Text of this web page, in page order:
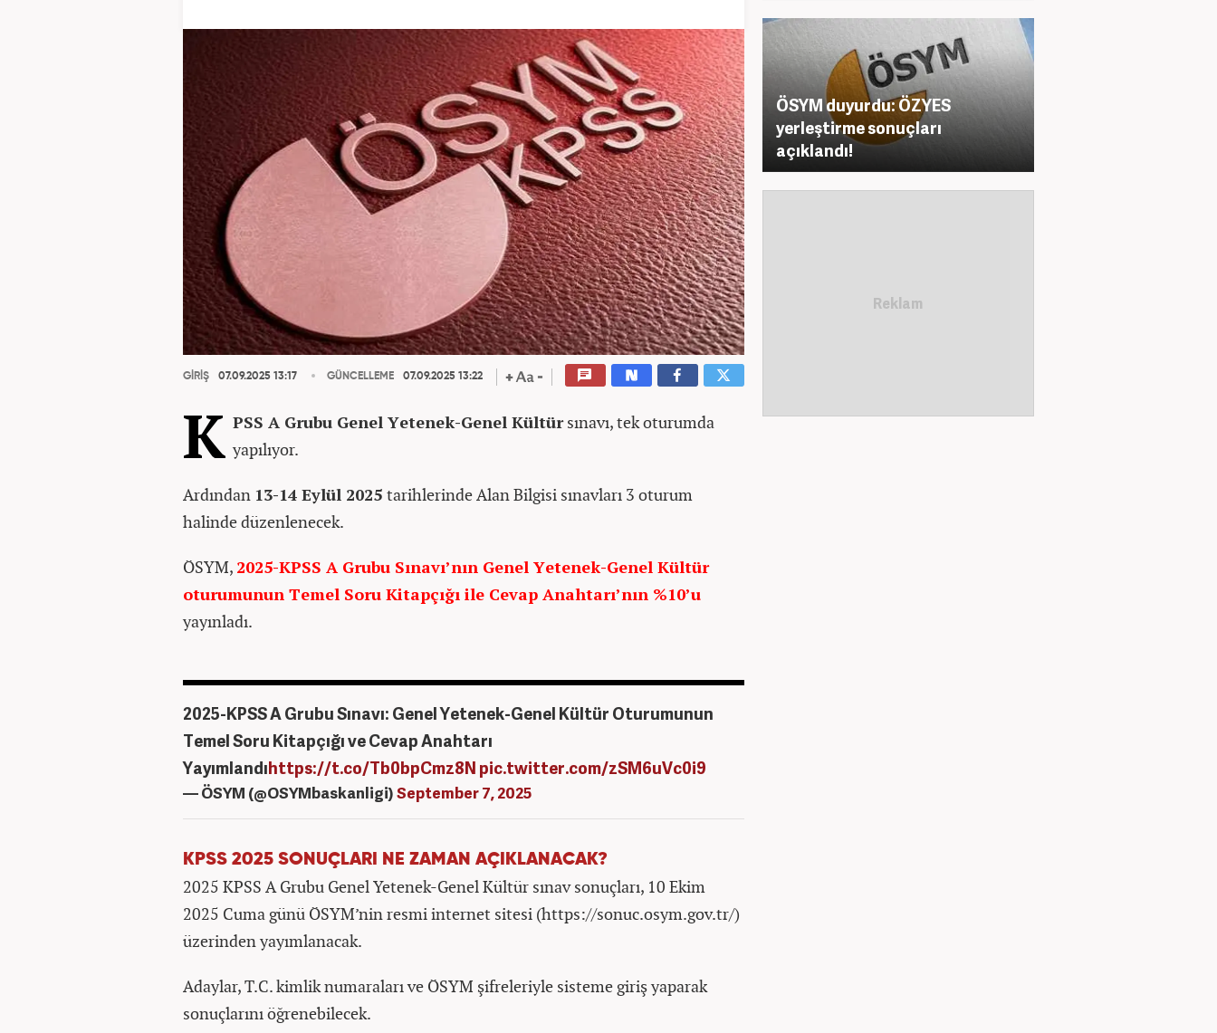
GİRİŞ 07.09.2025 13:17 GÜNCELLEME 07.09.2025 13:22
K PSS A Grubu Genel Yetenek-Genel Kültürsınavı, tek oturumda
yapılıyor.
Ardından 13-14 Eylül 2025 tarihlerinde Alan Bilgisi sınavları 3 oturum
halinde düzenlenecek.
ÖSYM, 2025-KPSS A Grubu Sınavı’nın Genel Yetenek-Genel Kültür
oturumunun Temel Soru Kitapçığı ile Cevap Anahtarı’nın %10’u
yayınladı.
2025-KPSS A Grubu Sınavı: Genel Yetenek-Genel Kültür Oturumunun
Temel Soru Kitapçığı ve Cevap Anahtarı
Yayımlandıhttps://t.co/Tb0bpCmz8N pic.twitter.com/zSM6uVc0i9
— ÖSYM (@OSYMbaskanligi)September 7, 2025
KPSS 2025 SONUÇLARI NE ZAMAN AÇIKLANACAK?
2025 KPSS A Grubu Genel Yetenek-Genel Kültür sınav sonuçları, 10 Ekim
2025 Cuma günü ÖSYM’nin resmi internet sitesi (https://sonuc.osym.gov.tr/)
üzerinden yayımlanacak.
Adaylar, T.C. kimlik numaraları ve ÖSYM şifreleriyle sisteme giriş yaparak
sonuçlarını öğrenebilecek.
ÖSYM duyurdu: ÖZYES
yerleştirme sonuçları
açıklandı!